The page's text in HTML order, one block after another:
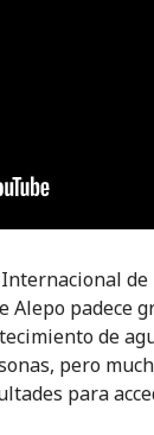
de
Alepo padece
de
pero
para